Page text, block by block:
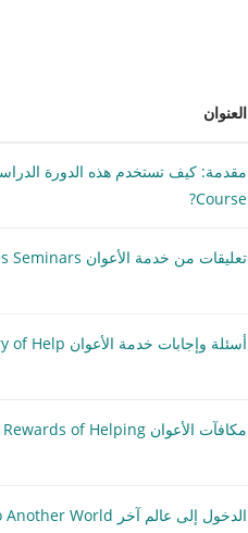
العنوان
Course?
تعليقات من خدمة الأعوان Comments From Ministry of Helps Seminars
أسئلة وإجابات خدمة الأعوان Questions & Answers On the Ministry of Help
مكافآت الأعوان The Rewards of Helping
الدخول إلى عالم آخر Stepping into Another World